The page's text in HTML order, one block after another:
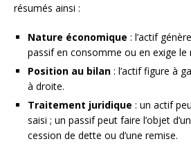
résumés ainsi :
Nature économique : l’actif
passif en consomme ou en exige le
Position au bilan : l’actif figure à
à droite.
Traitement juridique : un actif
saisi ; un passif peut faire l’objet
cession de dette ou d’une remise.